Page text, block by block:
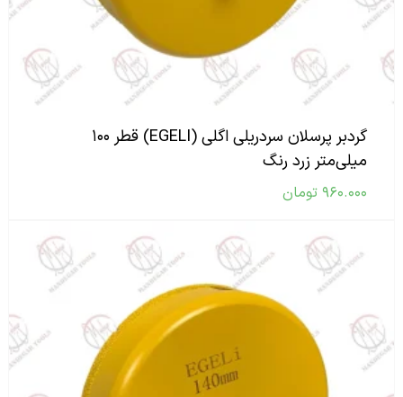
گردبر پرسلان سردریلی اگلی (EGELI) قطر ۱۰۰
میلی‌متر زرد رنگ
۹۶۰.۰۰۰ تومان